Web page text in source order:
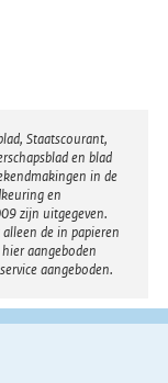
Staatscourant,
en blad
in de
en
zijn uitgegeven.
de in papieren
aangeboden
aangeboden.